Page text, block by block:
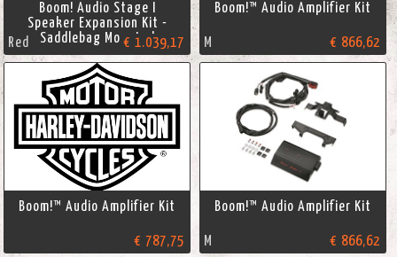
Boom! Audio Stage I
Speaker Expansion Kit -
Saddlebag Mounted
Red € 1.039,17
Boom!™ Audio Amplifier Kit
M € 866,62
Boom!™ Audio Amplifier Kit
€ 787,75
Boom!™ Audio Amplifier Kit
M € 866,62